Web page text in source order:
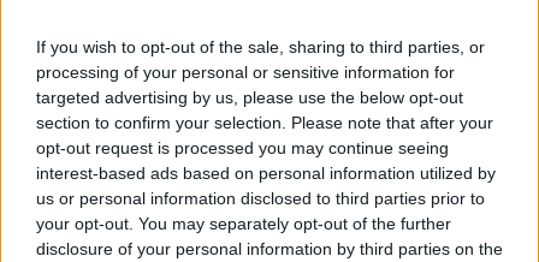
If you wish to opt-out of the sale, sharing to third parties, or
processing of your personal or sensitive information for
targeted advertising by us, please use the below opt-out
section to confirm your selection. Please note that after your
opt-out request is processed you may continue seeing
interest-based ads based on personal information utilized by
us or personal information disclosed to third parties prior to
your opt-out. You may separately opt-out of the further
disclosure of your personal information by third parties on the